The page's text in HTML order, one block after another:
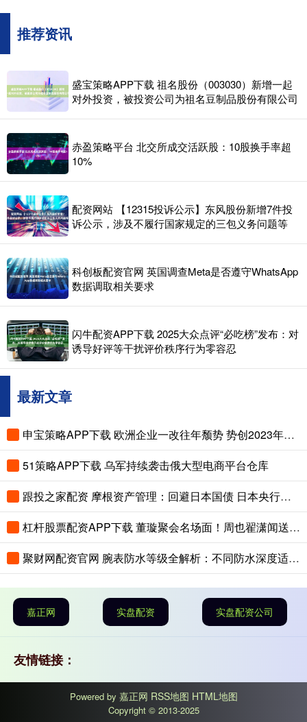
推荐资讯
盛宝策略APP下载 祖名股份（003030）新增一起
对外投资，被投资公司为祖名豆制品股份有限公司
赤盈策略平台 北交所成交活跃股：10股换手率超
10%
配资网站 【12315投诉公示】东风股份新增7件投
诉公示，涉及不履行国家规定的三包义务问题等
科创板配资官网 英国调查Meta是否遵守WhatsApp
数据调取相关要求
闪牛配资APP下载 2025大众点评“必吃榜”发布：对
诱导好评等干扰评价秩序行为零容忍
最新文章
申宝策略APP下载 欧洲企业一改往年颓势 势创2023年以来最强业绩表现
51策略APP下载 乌军持续袭击俄大型电商平台仓库
跟投之家配资 摩根资产管理：回避日本国债 日本央行在加息方面“行动过慢”
杠杆股票配资APP下载 董璇聚会名场面！周也翟潇闻送千元礼，小酒窝一句话让翟潇闻尴尬
聚财网配资官网 腕表防水等级全解析：不同防水深度适用场景与选购指南
嘉正网 实盘配资 实盘配资公司
友情链接：
Powered by 嘉正网 RSS地图 HTML地图
Copyright © 2013-2025